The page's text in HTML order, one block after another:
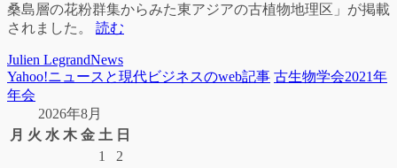
桑島層の花粉群集からみた東アジアの古植物地理区」が掲載
されました。 読む
Julien LegrandNews
Yahoo!ニュースと現代ビジネスのweb記事 古生物学会2021年
年会
2026年8月
月 火 水 木 金 土 日
1
2